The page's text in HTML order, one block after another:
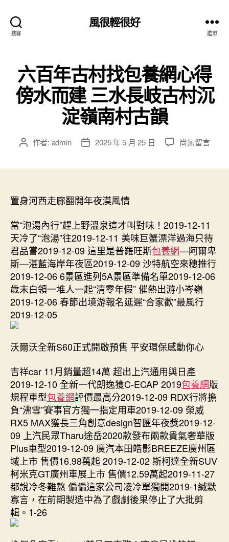
搜尋
風很輕很好
選單
六百年古村找包養網心得
傍水而建 三水長岐古村沉
淀嶺南村古韻
文 作者: admin
文
期
2025 年 5 月 25 日
在
包
養
網
心
得
傍
水
而
長
古
村
沉
淀
嶺
南
村
古
韻〉
中
尚無留言
置身河西走廊翻開年夜漠風情
當“泡湯內行”趕上野溫泉這才叫對味！2019-12-11
天冷了“泡湯”往2019-12-11 美味巨蟹漂洋過海只待
君品嘗2019-12-09 這里是普羅旺斯包養網—阿爾卑
斯—湛藍海岸年夜區2019-12-09 沙特航空來穗推行
2019-12-06 6景區進列5A景區準備名單2019-12-06
歲末白領一堆人一起“清零年假” 催熱出游小岑嶺
2019-12-06 春節出境游報名延遲“合家歡”最風行
2019-12-05
沃爾沃全新S60正式開啟預售 平安環保感動你心
吉祥car 11月銷量超14萬 超出上汽通用與日產
2019-12-10 全新一代朗逸獲C-ECAP 2019包養網版
規程車型包養網評價最高分2019-12-09 RDX行將擔
負“沸雪”賽事官方獨一指定用車2019-12-09 榮威
RX5 MAX獲長三角創意design智匯年夜獎2019-12-
09 上汽民眾Tharu途岳2020款發布兩款貴氣奢華版
Plus車型2019-12-09 廣汽本田皓影BREEZE廣州區
域上市 售價16.98萬起 2019-12-02 斯柯達全新SUV
柯米克GT廣州車展上市 售價12.59萬起2019-11-27
都說冷冬難熬 偏偏這家公司凌冷單獨開2019-1緘默
寡言，在前期製造中為了戲劇後果停止了大批剪
輯。1-26